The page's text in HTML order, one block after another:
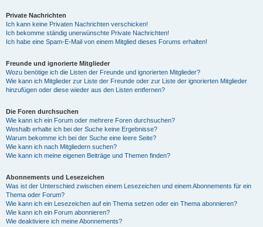
Private Nachrichten
Ich kann keine Privaten Nachrichten verschicken!
Ich bekomme ständig unerwünschte Private Nachrichten!
Ich habe eine Spam-E-Mail von einem Mitglied dieses Forums erhalten!
Freunde und ignorierte Mitglieder
Wozu benötige ich die Listen der Freunde und ignorierten Mitglieder?
Wie kann ich Mitglieder zur Liste der Freunde oder zur Liste der ignorierten Mitglieder
hinzufügen oder diese wieder aus den Listen entfernen?
Die Foren durchsuchen
Wie kann ich ein Forum oder mehrere Foren durchsuchen?
Weshalb erhalte ich bei der Suche keine Ergebnisse?
Warum bekomme ich bei der Suche eine leere Seite?
Wie kann ich nach Mitgliedern suchen?
Wie kann ich meine eigenen Beiträge und Themen finden?
Abonnements und Lesezeichen
Was ist der Unterschied zwischen einem Lesezeichen und einem Abonnements für ein
Thema oder Forum?
Wie kann ich ein Lesezeichen auf ein Thema setzen oder ein Thema abonnieren?
Wie kann ich ein Forum abonnieren?
Wie deaktiviere ich meine Abonnements?